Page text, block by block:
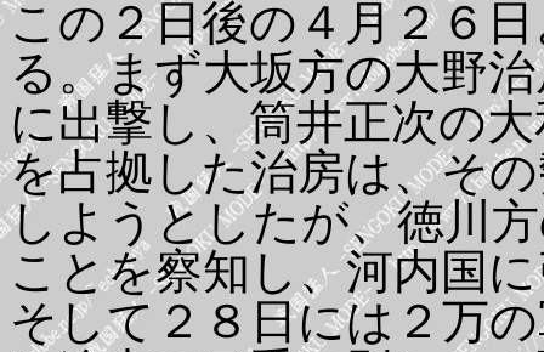
この２日後の４月２６
る。まず大坂方の大野
に出撃し、筒井正次の
を占拠した治房は、そ
しようとしたが、徳川
ことを察知し、河内国
そして２８日には２万